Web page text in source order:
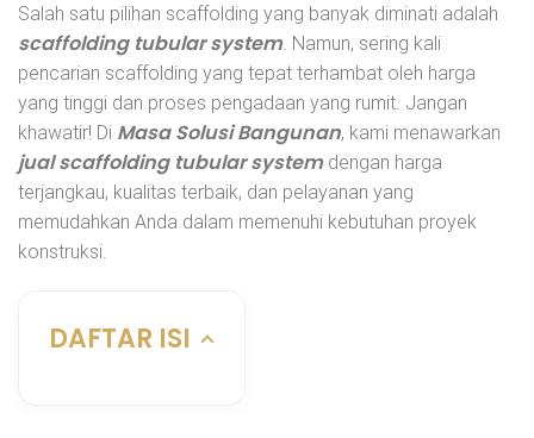
Salah satu pilihan scaffolding yang banyak diminati adalah
scaffolding tubular system. Namun, sering kali
pencarian scaffolding yang tepat terhambat oleh harga
yang tinggi dan proses pengadaan yang rumit. Jangan
khawatir! Di Masa Solusi Bangunan, kami menawarkan
jual scaffolding tubular systemdengan harga
terjangkau, kualitas terbaik, dan pelayanan yang
memudahkan Anda dalam memenuhi kebutuhan proyek
konstruksi.
DAFTAR ISI